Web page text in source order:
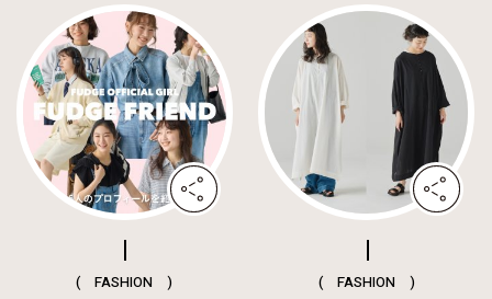
( FASHION ) ( FASHION )